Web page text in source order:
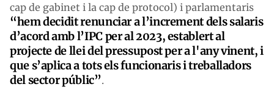
cap de gabinet i la cap de protocol) i parlamentaris
“hem decidit renunciar a l’increment dels salaris
d’acord amb l’IPC per al 2023, establert al
projecte de llei del pressupost per a l'any vinent, i
que s’aplica a tots els funcionaris i treballadors
del sector públic”.